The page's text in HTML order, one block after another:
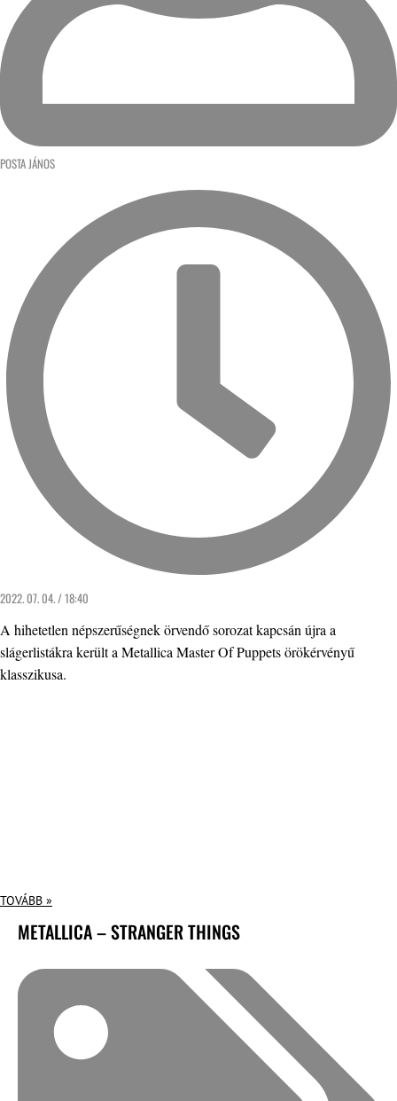
POSTA JÁNOS
2022. 07. 04. / 18:40
A hihetetlen népszerűségnek örvendő sorozat kapcsán újra a
slágerlistákra került a Metallica Master Of Puppets örökérvényű
klasszikusa.
TOVÁBB »
METALLICA – STRANGER THINGS